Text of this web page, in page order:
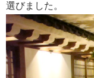
選びました。